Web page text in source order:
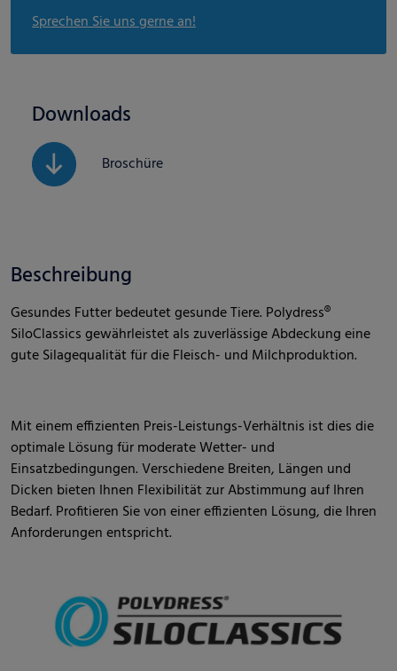
Sprechen Sie uns gerne an!
Downloads
Broschüre
Beschreibung
Gesundes Futter bedeutet gesunde Tiere. Polydress®
SiloClassics gewährleistet als zuverlässige Abdeckung eine
gute Silagequalität für die Fleisch- und Milchproduktion.
Mit einem effizienten Preis-Leistungs-Verhältnis ist dies die
optimale Lösung für moderate Wetter- und
Einsatzbedingungen. Verschiedene Breiten, Längen und
Dicken bieten Ihnen Flexibilität zur Abstimmung auf Ihren
Bedarf. Profitieren Sie von einer effizienten Lösung, die Ihren
Anforderungen entspricht.